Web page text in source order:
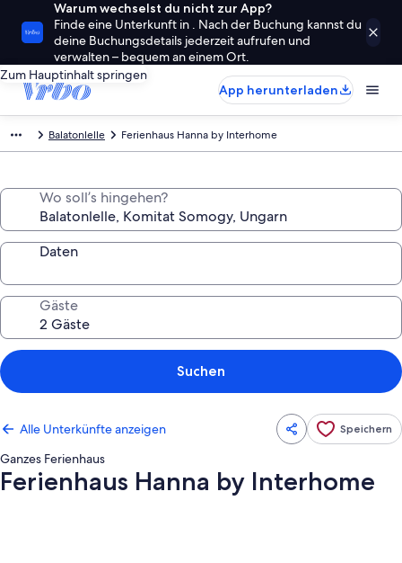
Warum wechselst du nicht zur App?
Finde eine Unterkunft in . Nach der Buchung kannst du
deine Buchungsdetails jederzeit aufrufen und
verwalten – bequem an einem Ort.
Zum Hauptinhalt springen
App herunterladen
Balatonlelle Ferienhaus Hanna by Interhome
Wo soll’s hingehen?
Daten
Gäste
Suchen
Alle Unterkünfte anzeigen Speichern
Ganzes Ferienhaus
Ferienhaus Hanna by Interhome